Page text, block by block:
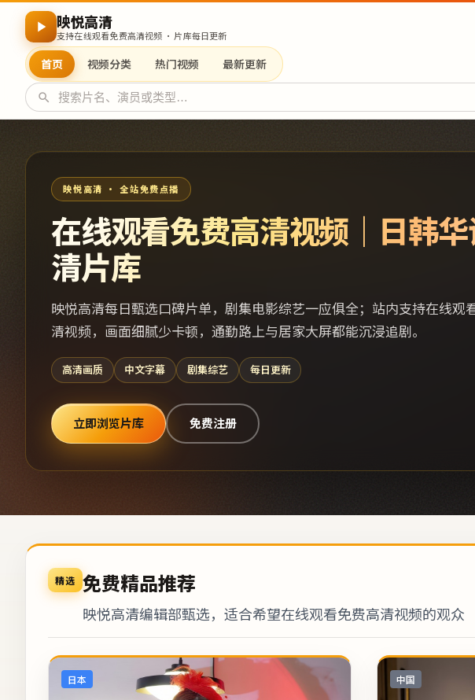
映悦高清
支持在线观看免费高清视频 · 片库每日更新
首页 视频分类 热门视频 最新更新
映悦高清 · 全站免费点播
在线观看免费高清视频｜日韩
清片库
映悦高清每日甄选口碑片单，剧集电影综艺一应俱全；站内支持在线观
清视频，画面细腻少卡顿，通勤路上与居家大屏都能沉浸追剧。
高清画质 中文字幕 剧集综艺 每日更新
立即浏览片库 免费注册
精选 免费精品推荐
映悦高清编辑部甄选，适合希望在线观看免费高清视频的观众
日本 中国